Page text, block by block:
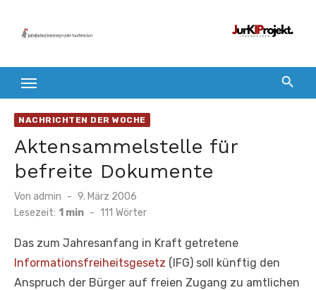
Inhalt
NACHRICHTEN DER WOCHE
Aktensammelstelle für
befreite Dokumente
Von admin
Veröffentlicht
am
9. März 2006
Lesezeit: 1 min - 111 Wörter
Das zum Jahresanfang in Kraft getretene
Informationsfreiheitsgesetz (IFG) soll künftig den
Anspruch der Bürger auf freien Zugang zu amtlichen